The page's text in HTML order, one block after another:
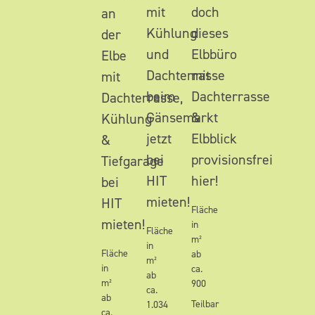
an
der
Elbe
mit
Dachterrasse,
Kühlung
&
Tiefgarage
bei
HIT
mieten!
Fläche
in
m²
ab
mit
Kühlung
und
Dachterrasse
beim
Gänsemarkt
jetzt
bei
HIT
mieten!
Fläche
in
m²
ab
ca.
1.034
doch
dieses
Elbbüro
mit
Dachterrasse
&
Elbblick
provisionsfrei
hier!
Fläche
in
m²
ab
ca.
900
Teilbar